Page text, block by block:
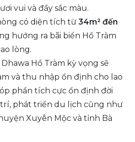
vui và đầy sắc màu.
có diện tích từ 34m² đến
hướng ra bãi biển Hồ Tràm
lòng.
Hồ Tràm kỳ vọng sẽ
và thu nhập ổn định cho lao
phần tích cực ổn định đời
trí, phát triển du lịch cũng như
Xuyên Mộc và tỉnh Bà